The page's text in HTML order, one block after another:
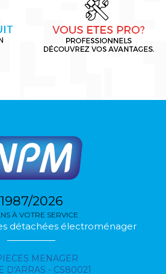
1987/2026
À VOTRE SERVICE
détachées électroménager
MENAGER
D'ARRAS - CS80021